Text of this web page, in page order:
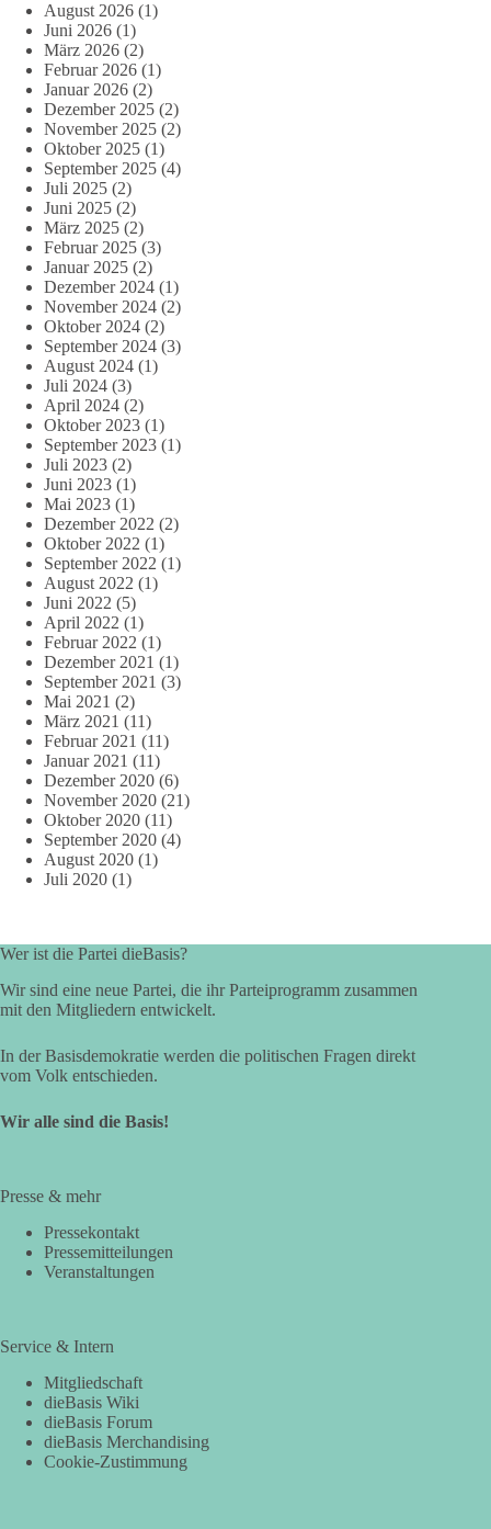
August 2026 (1)
Juni 2026 (1)
März 2026 (2)
Februar 2026 (1)
Januar 2026 (2)
Dezember 2025 (2)
November 2025 (2)
Oktober 2025 (1)
September 2025 (4)
Juli 2025 (2)
Juni 2025 (2)
März 2025 (2)
Februar 2025 (3)
Januar 2025 (2)
Dezember 2024 (1)
November 2024 (2)
Oktober 2024 (2)
September 2024 (3)
August 2024 (1)
Juli 2024 (3)
April 2024 (2)
Oktober 2023 (1)
September 2023 (1)
Juli 2023 (2)
Juni 2023 (1)
Mai 2023 (1)
Dezember 2022 (2)
Oktober 2022 (1)
September 2022 (1)
August 2022 (1)
Juni 2022 (5)
April 2022 (1)
Februar 2022 (1)
Dezember 2021 (1)
September 2021 (3)
Mai 2021 (2)
März 2021 (11)
Februar 2021 (11)
Januar 2021 (11)
Dezember 2020 (6)
November 2020 (21)
Oktober 2020 (11)
September 2020 (4)
August 2020 (1)
Juli 2020 (1)
Wer ist die Partei dieBasis?
Wir sind eine neue Partei, die ihr Parteiprogramm zusammen
mit den Mitgliedern entwickelt.
In der Basisdemokratie werden die politischen Fragen direkt
vom Volk entschieden.
Wir alle sind die Basis!
Presse & mehr
Pressekontakt
Pressemitteilungen
Veranstaltungen
Service & Intern
Mitgliedschaft
dieBasis Wiki
dieBasis Forum
dieBasis Merchandising
Cookie-Zustimmung